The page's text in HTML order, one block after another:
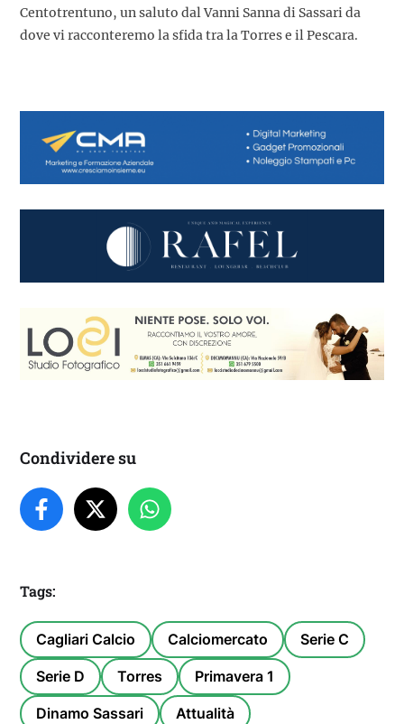
Centotrentuno, un saluto dal Vanni Sanna di Sassari da
dove vi racconteremo la sfida tra la Torres e il Pescara.
Condividere su
Tags:
Cagliari Calcio Calciomercato Serie C
Serie D Torres Primavera 1
Dinamo Sassari Attualità